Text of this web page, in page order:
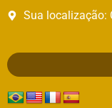
Sua localização: